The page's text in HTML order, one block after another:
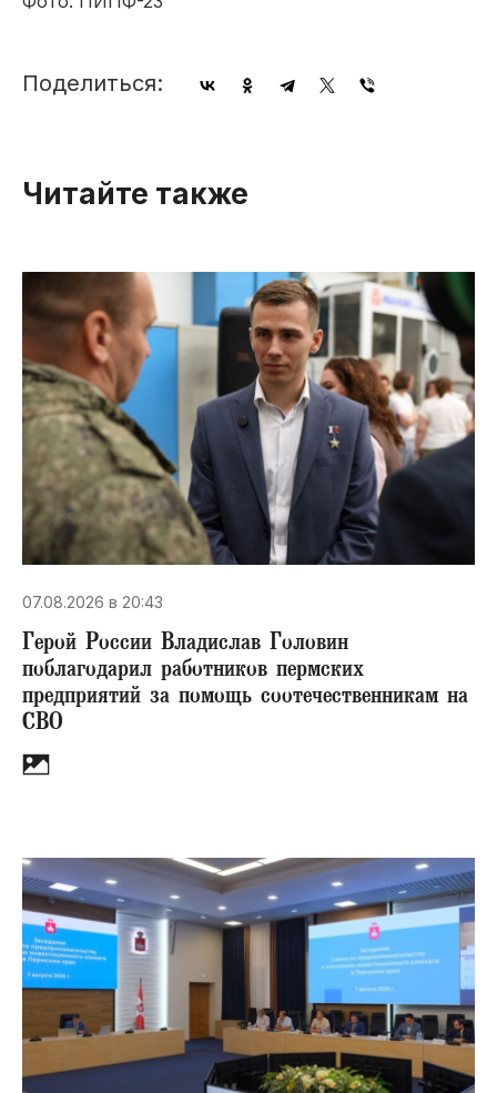
Поделиться:
Читайте также
07.08.2026 в 20:43
Герой России Владислав Головин
поблагодарил работников пермских
предприятий за помощь соотечественникам на
СВО